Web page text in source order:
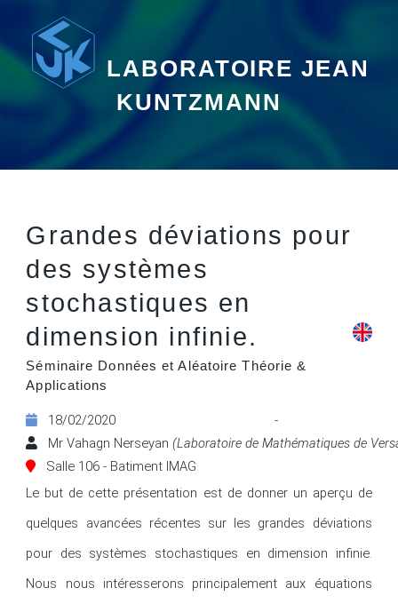
LABORATOIRE JEAN
KUNTZMANN
Grandes déviations pour
des systèmes
stochastiques en
dimension infinie.
Séminaire Données et Aléatoire Théorie &
Applications
18/02/2020 -
Mr Vahagn Nerseyan(Laboratoire de Mathématiques de
Salle 106 - Batiment IMAG
Le but de cette présentation est de donner un aperçu de
quelques avancées récentes sur les grandes déviations
pour des systèmes stochastiques en dimension infinie.
Nous nous intéresserons principalement aux équations